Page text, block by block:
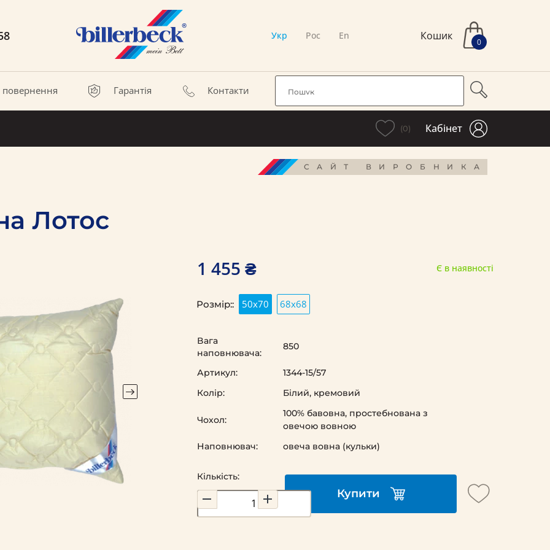
Укр Рос En Кошик 0
повернення Гарантія Контакти
(0) Кабінет
САЙТ ВИРОБНИКА
Лотос
1 455 ₴ Є в наявності
Розмір:: 50х70 68х68
Кількість:
Купити
Вага
наповнювача:
850
Артикул:
1344-15/57
Колір:
Білий, кремовий
Чохол:
100% бавовна, простебнована з
овечою вовною
Наповнювач:
овеча вовна (кульки)